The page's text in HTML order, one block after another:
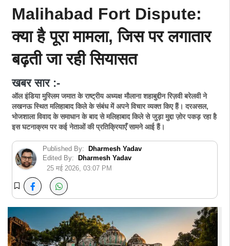
Malihabad Fort Dispute:
क्या है पूरा मामला, जिस पर लगातार
बढ़ती जा रही सियासत
खबर सार :-
ऑल इंडिया मुस्लिम जमात के राष्ट्रीय अध्यक्ष मौलाना शहाबुद्दीन रिज़वी बरेलवी ने
लखनऊ स्थित मलिहाबाद किले के संबंध में अपने विचार व्यक्त किए हैं। दरअसल,
भोजशाला विवाद के समाधान के बाद से मलिहाबाद किले से जुड़ा मुद्दा ज़ोर पकड़ रहा है
इस घटनाक्रम पर कई नेताओं की प्रतिक्रियाएँ सामने आई हैं।
Published By:
Dharmesh Yadav
Edited By:
Dharmesh Yadav
25 मई 2026, 03:07 PM